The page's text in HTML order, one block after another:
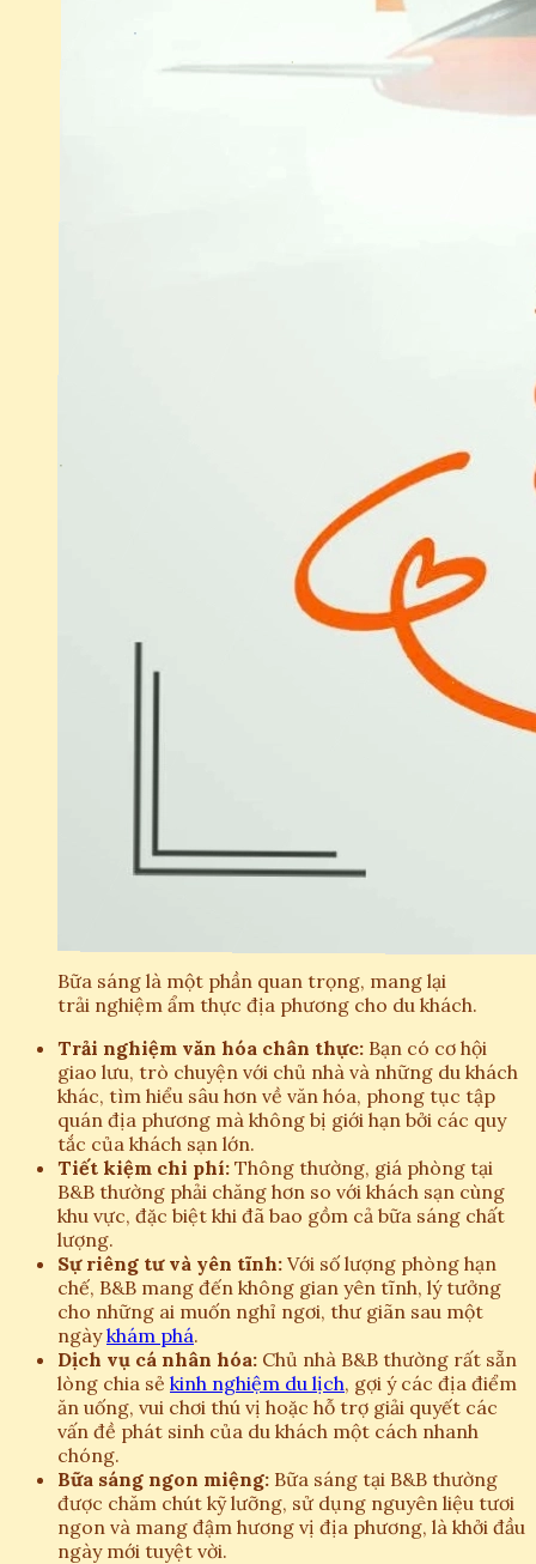
Bữa sáng là một phần quan trọng, mang lại
trải nghiệm ẩm thực địa phương cho du khách.
Trải nghiệm văn hóa chân thực: Bạn có cơ hội
giao lưu, trò chuyện với chủ nhà và những du khách
khác, tìm hiểu sâu hơn về văn hóa, phong tục tập
quán địa phương mà không bị giới hạn bởi các quy
tắc của khách sạn lớn.
Tiết kiệm chi phí: Thông thường, giá phòng tại
B&B thường phải chăng hơn so với khách sạn cùng
khu vực, đặc biệt khi đã bao gồm cả bữa sáng chất
lượng.
Sự riêng tư và yên tĩnh: Với số lượng phòng hạn
chế, B&B mang đến không gian yên tĩnh, lý tưởng
cho những ai muốn nghỉ ngơi, thư giãn sau một
ngàykhám phá.
Dịch vụ cá nhân hóa: Chủ nhà B&B thường rất sẵn
lòng chia sẻ kinh nghiệm du lịch, gợi ý các địa điểm
ăn uống, vui chơi thú vị hoặc hỗ trợ giải quyết các
vấn đề phát sinh của du khách một cách nhanh
chóng.
Bữa sáng ngon miệng: Bữa sáng tại B&B thường
được chăm chút kỹ lưỡng, sử dụng nguyên liệu tươi
ngon và mang đậm hương vị địa phương, là khởi đầu
ngày mới tuyệt vời.